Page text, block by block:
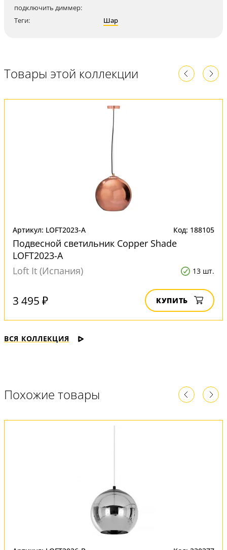
подключить диммер:
Теги: Шар
Товары этой коллекции
Артикул: LOFT2023-A Код: 188105
Подвесной светильник Copper Shade
LOFT2023-A
Loft It (Испания)
13 шт.
3 495 ₽ КУПИТЬ
ВСЯ КОЛЛЕКЦИЯ
Похожие товары